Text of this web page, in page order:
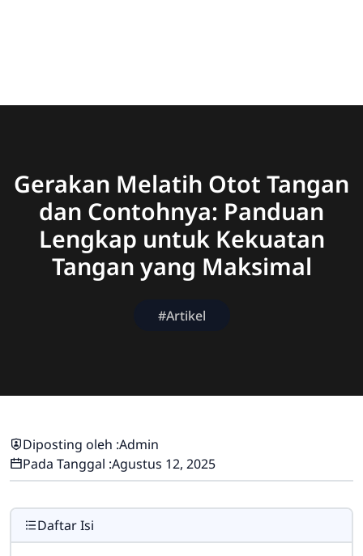
Gerakan Melatih Otot Tangan
dan Contohnya: Panduan
Lengkap untuk Kekuatan
Tangan yang Maksimal
#Artikel
Diposting oleh :Admin
Pada Tanggal :Agustus 12, 2025
Daftar Isi